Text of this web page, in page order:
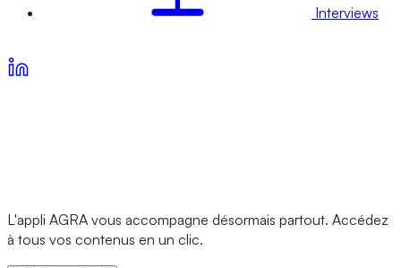
Interviews
L'appli AGRA vous accompagne désormais partout. Accédez
à tous vos contenus en un clic.